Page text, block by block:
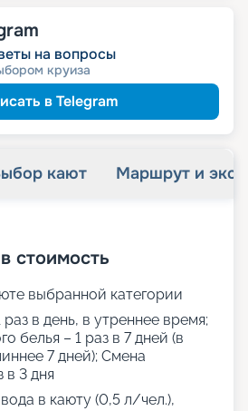
/ турист
силовыхведомств
семьям
на вопросы
круиза
в Telegram
кают Маршрут и
стоимость
выбранной категории
в день, в утреннее время;
белья – 1 раз в 7 дней (в
7 дней); Смена
в 3 дня
в каюту (0,5 л/чел.),